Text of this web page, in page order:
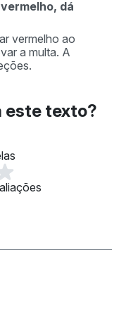
dá
vermelho ao
a multa. A
este texto?